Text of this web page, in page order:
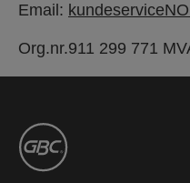
Email:
Org.nr.911 299 771